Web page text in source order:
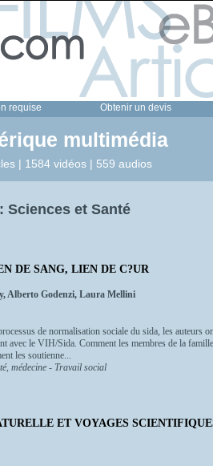
requise Obtenir un devis
multimédia
| 1584 vidéos | 559 audios
Sciences et Santé
DE SANG, LIEN DE C?UR
Alberto Godenzi, Laura Mellini
de normalisation sociale du sida, les auteurs
avec le VIH/Sida. Comment les membres de la
les soutienne...
médecine - Travail social
ET VOYAGES